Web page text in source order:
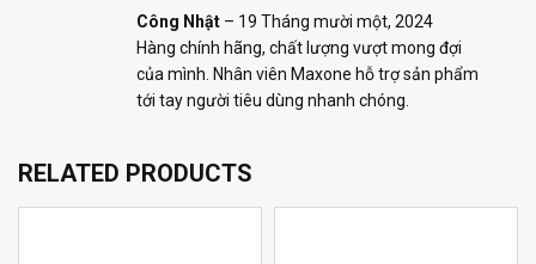
Công Nhật – 19 Tháng mười một, 2024
Hàng chính hãng, chất lượng vượt mong đợi
của mình. Nhân viên Maxone hỗ trợ sản phẩm
tới tay người tiêu dùng nhanh chóng.
RELATED PRODUCTS